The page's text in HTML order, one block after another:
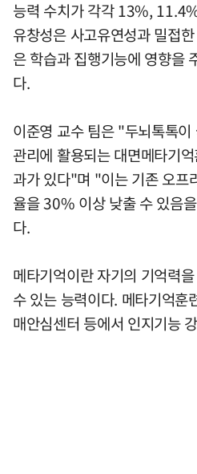
능력 수치가 각각 13%,
유창성은 사고유연성과 밀접
은 학습과 집행기능에 영향을
다.
이준영 교수 팀은 "두뇌톡톡
관리에 활용되는 대면메타기
과가 있다"며 "이는 기존 오프
율을 30% 이상 낮출 수 있음
다.
메타기억이란 자기의 기억력
수 있는 능력이다. 메타기억훈
매안심센터 등에서 인지기능